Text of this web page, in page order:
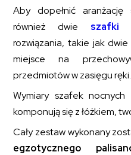
Aby dopełnić aranżację
również dwie szafki
rozwiązania, takie jak
miejsce na
przedmiotów w zasięgu ręki.
Wymiary szafek
komponują się z łóżkiem,
Cały zestaw wykonany
egzotycznego